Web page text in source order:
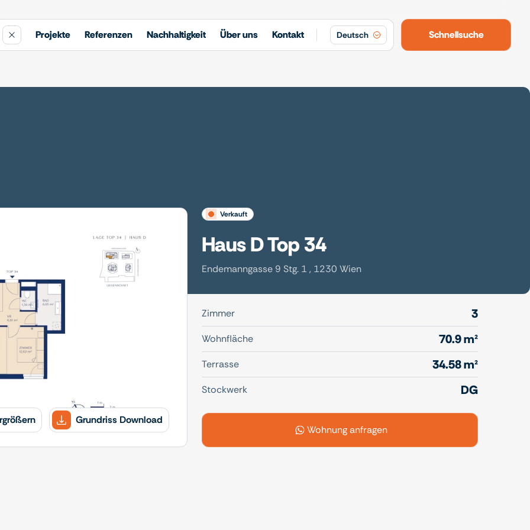
Projekte Referenzen Nachhaltigkeit Über uns Kontakt Deutsch Schnellsuche
Grundriss Download
verkauft
Haus D Top 34
Endemanngasse 9 Stg. 1 , 1230 Wien
Zimmer 3
Wohnfläche 70.9 m²
Terrasse 34.58 m²
Stockwerk DG
Wohnung anfragen